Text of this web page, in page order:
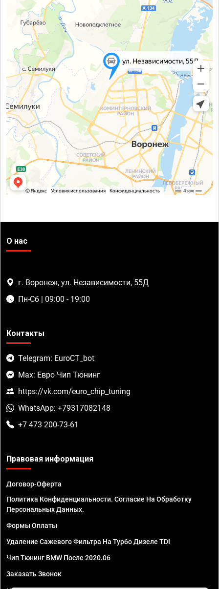
О нас
г. Воронеж, ул. Независимости, 55Д
Пн-Сб | 09:00 - 19:00
Контакты
Telegram: EuroCT_bot
Max: Евро Чип Тюнинг
https://vk.com/euro_chip_tuning
WhatsApp: +79317082148
+7 473 200-73-61
Правовая информация
Договор-Оферта
Политика Конфиденциальности. Согласие На Обработку
Персональных Данных.
Формы Оплаты
Удаление Сажевого Фильтра На Турбо Дизеле TDI
Чип Тюнинг BMW После 2020.06
Заказать Звонок